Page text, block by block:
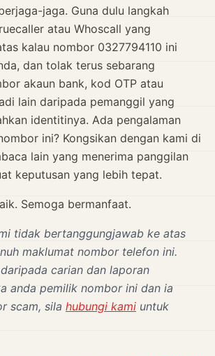
jaga. Guna dulu langkah
atau Whoscall yang
kalau nombor 0327794110 ini
dan tolak terus sebarang
akaun bank, kod OTP atau
lain daripada pemanggil yang
identitinya. Ada pengalaman
ini? Kongsikan dengan kami di
lain yang menerima panggilan
keputusan yang lebih tepat.
Semoga bermanfaat.
tidak bertanggungjawab ke atas
maklumat nombor telefon ini.
carian dan laporan
anda pemilik nombor ini dan ia
scam, sila hubungi kami untuk